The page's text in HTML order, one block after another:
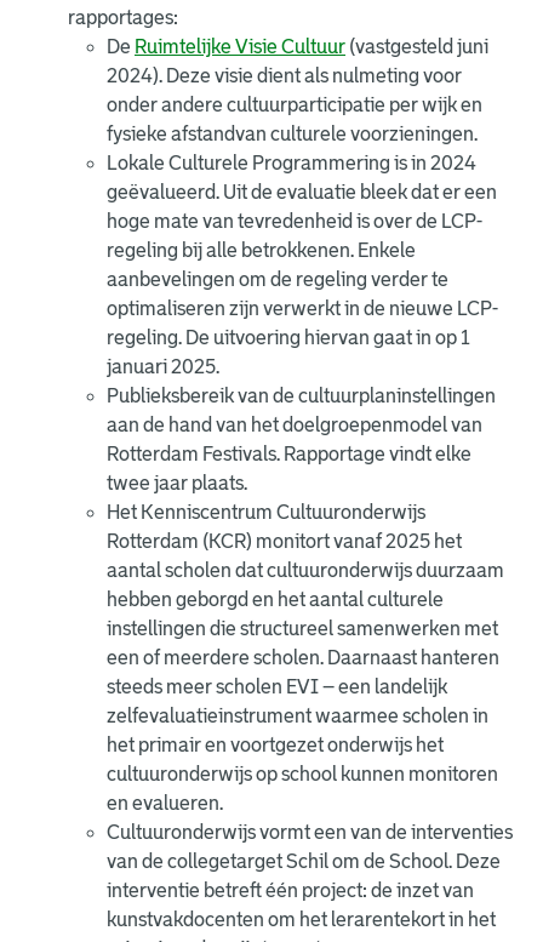
rapportages:
De Ruimtelijke Visie Cultuur (vastgesteld juni
2024). Deze visie dient als nulmeting voor
onder andere cultuurparticipatie per wijk en
fysieke afstandvan culturele voorzieningen.
Lokale Culturele Programmering is in 2024
geëvalueerd. Uit de evaluatie bleek dat er een
hoge mate van tevredenheid is over de LCP-
regeling bij alle betrokkenen. Enkele
aanbevelingen om de regeling verder te
optimaliseren zijn verwerkt in de nieuwe LCP-
regeling. De uitvoering hiervan gaat in op 1
januari 2025.
Publieksbereik van de cultuurplaninstellingen
aan de hand van het doelgroepenmodel van
Rotterdam Festivals. Rapportage vindt elke
twee jaar plaats.
Het Kenniscentrum Cultuuronderwijs
Rotterdam (KCR) monitort vanaf 2025 het
aantal scholen dat cultuuronderwijs duurzaam
hebben geborgd en het aantal culturele
instellingen die structureel samenwerken met
een of meerdere scholen. Daarnaast hanteren
steeds meer scholen EVI – een landelijk
zelfevaluatieinstrument waarmee scholen in
het primair en voortgezet onderwijs het
cultuuronderwijs op school kunnen monitoren
en evalueren.
Cultuuronderwijs vormt een van de interventies
van de collegetarget Schil om de School. Deze
interventie betreft één project: de inzet van
kunstvakdocenten om het lerarentekort in het